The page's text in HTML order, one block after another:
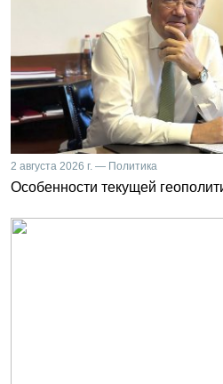
2 августа 2026 г. — Политика
Особенности текущей